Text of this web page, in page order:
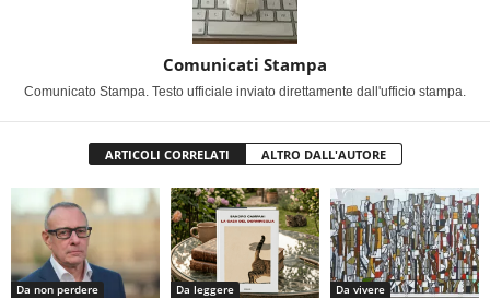
Comunicati Stampa
Comunicato Stampa. Testo ufficiale inviato direttamente dall'ufficio stampa.
ARTICOLI CORRELATI ALTRO DALL'AUTORE
Da non perdere Da leggere Da vivere